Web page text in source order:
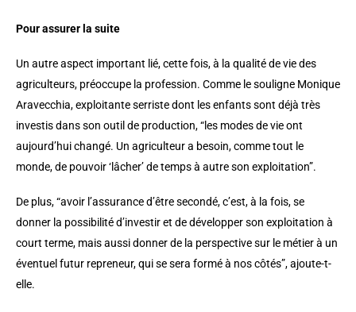
Pour assurer la suite
Un autre aspect important lié, cette fois, à la qualité de vie des
agriculteurs, préoccupe la profession. Comme le souligne Monique
Aravecchia, exploitante serriste dont les enfants sont déjà très
investis dans son outil de production, “les modes de vie ont
aujourd’hui changé. Un agriculteur a besoin, comme tout le
monde, de pouvoir ‘lâcher’ de temps à autre son exploitation”.
De plus, “avoir l’assurance d’être secondé, c’est, à la fois, se
donner la possibilité d’investir et de développer son exploitation à
court terme, mais aussi donner de la perspective sur le métier à un
éventuel futur repreneur, qui se sera formé à nos côtés”, ajoute-t-
elle.